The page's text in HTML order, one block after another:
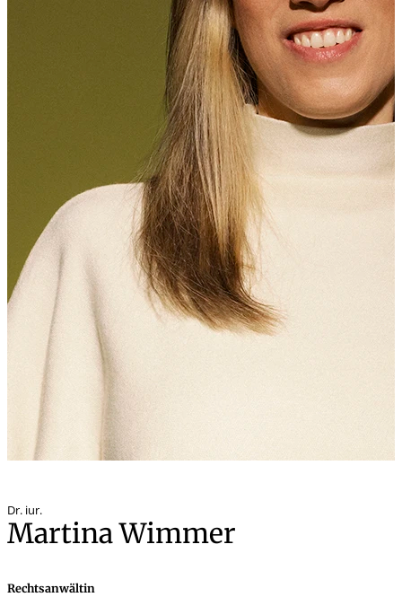
Dr. iur.
Martina Wimmer
Rechtsanwältin